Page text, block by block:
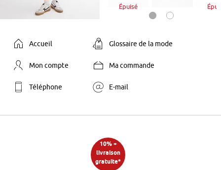
Épuisé
Accueil Glossaire de la mode
Mon compte Ma commande
Téléphone E-mail
10% +
livraison
gratuite*